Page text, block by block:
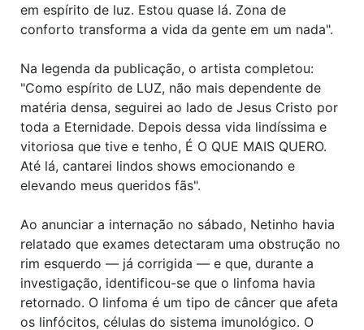
em espírito de luz. Estou quase lá. Zona de
conforto transforma a vida da gente em um nada".
Na legenda da publicação, o artista completou:
"Como espírito de LUZ, não mais dependente de
matéria densa, seguirei ao lado de Jesus Cristo por
toda a Eternidade. Depois dessa vida lindíssima e
vitoriosa que tive e tenho, É O QUE MAIS QUERO.
Até lá, cantarei lindos shows emocionando e
elevando meus queridos fãs".
Ao anunciar a internação no sábado, Netinho havia
relatado que exames detectaram uma obstrução no
rim esquerdo — já corrigida — e que, durante a
investigação, identificou-se que o linfoma havia
retornado. O linfoma é um tipo de câncer que afeta
os linfócitos, células do sistema imunológico. O